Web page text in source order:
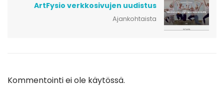
ArtFysio verkkosivujen uudistus
Ajankohtaista
Kommentointi ei ole käytössä.